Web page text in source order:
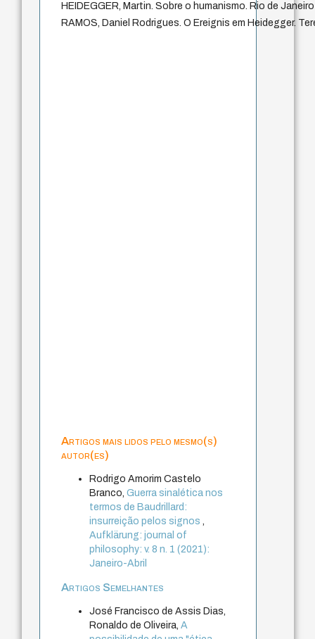
HEIDEGGER, Martin. Sobre o humanismo. Rio de
RAMOS, Daniel Rodrigues. O Ereignis em Heidegger.
Artigos mais lidos pelo mesmo(s)
autor(es)
Rodrigo Amorim Castelo
Branco,Guerra sinalética nos
termos de Baudrillard:
insurreição pelos signos,
Aufklärung: journal of
philosophy: v. 8 n. 1 (2021):
Janeiro-Abril
Artigos Semelhantes
José Francisco de Assis Dias,
Ronaldo de Oliveira,A